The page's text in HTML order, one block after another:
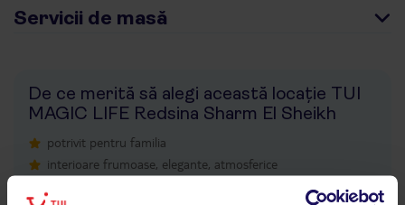
Servicii de masă
De ce merită să alegi această locație TUI
MAGIC LIFE Redsina Sharm El Sheikh
potrivit pentru familia
interioare frumoase, elegante, atmosferice